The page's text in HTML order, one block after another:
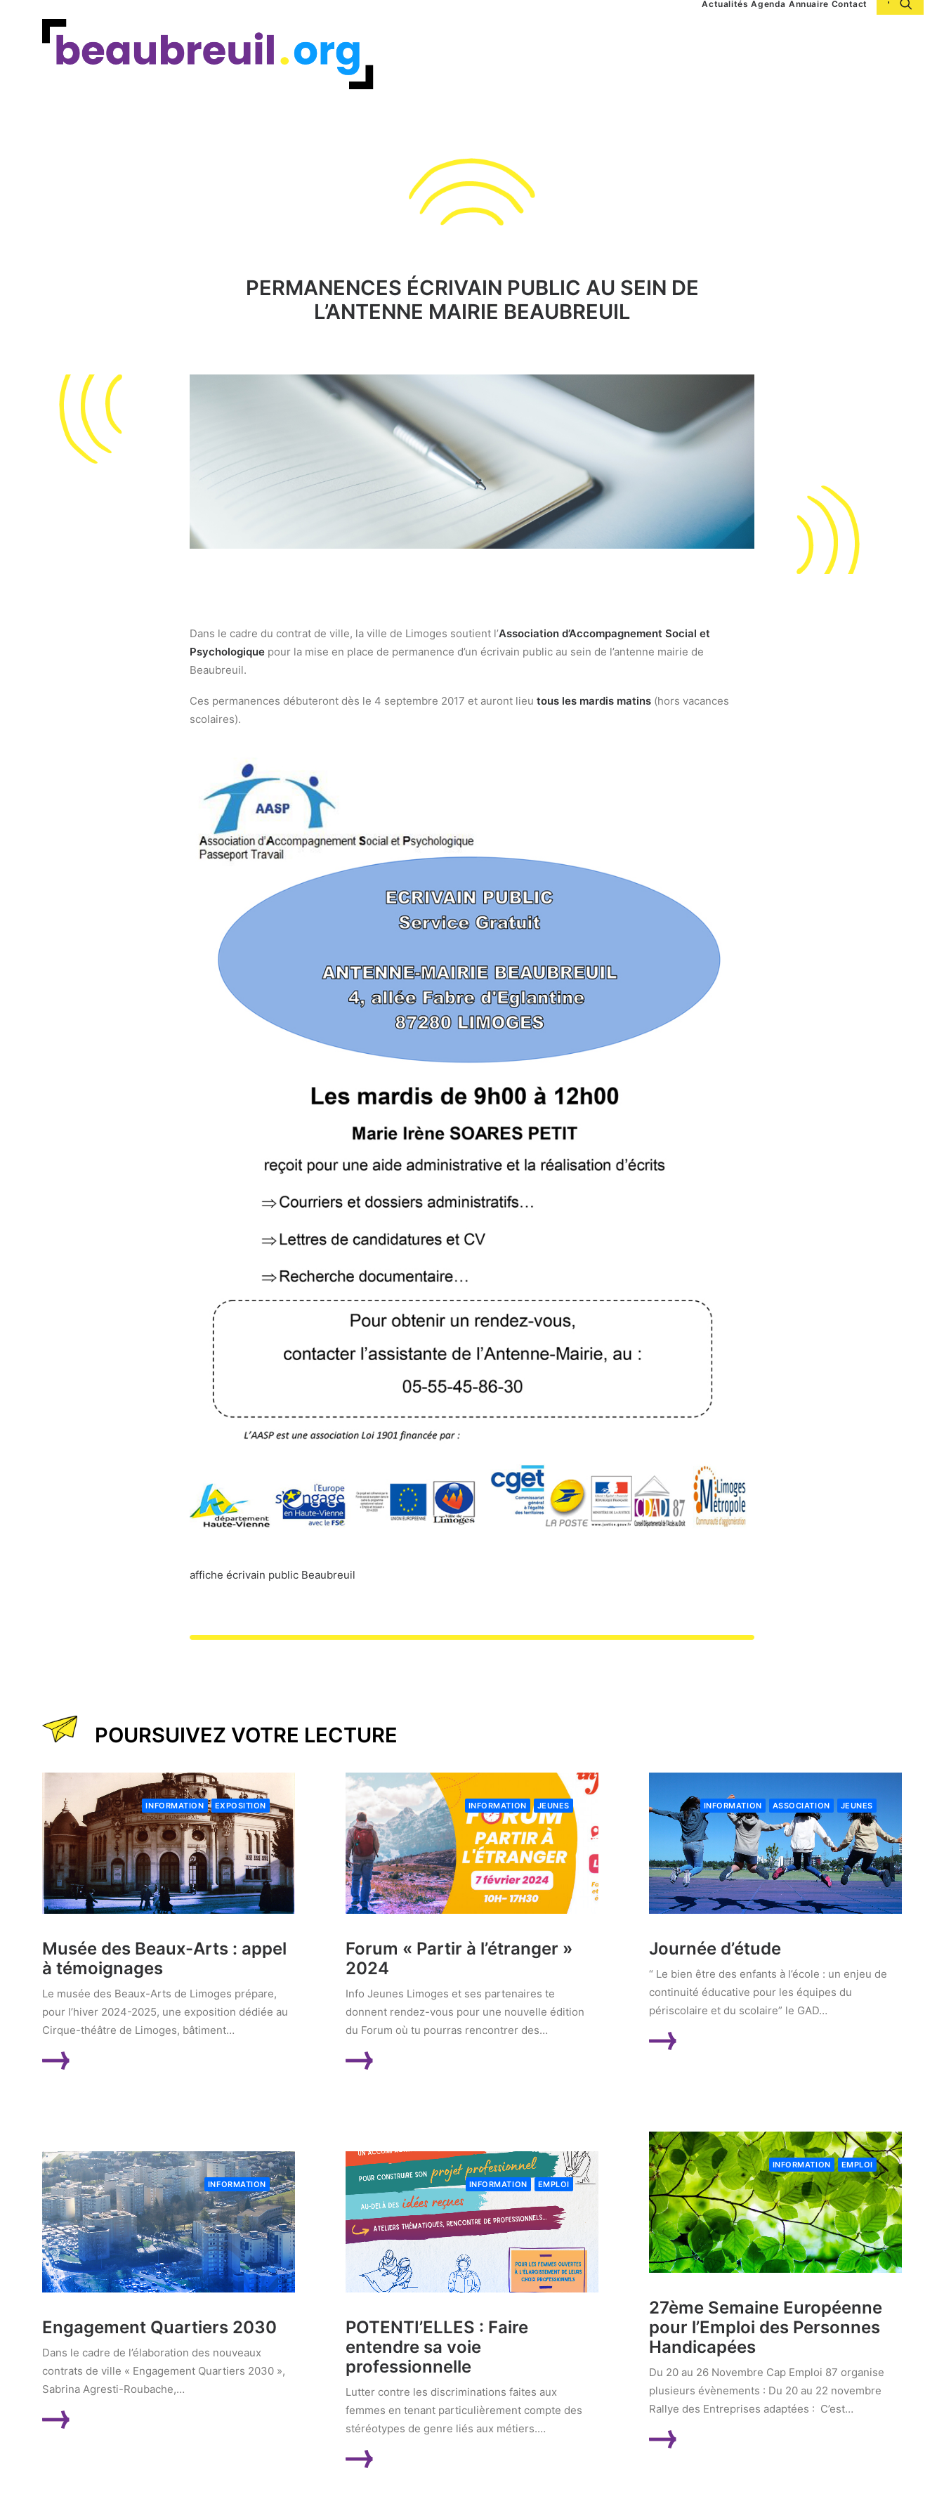
Actualités Agenda Annuaire Contact
PERMANENCES ÉCRIVAIN PUBLIC AU SEIN DE
L’ANTENNE MAIRIE BEAUBREUIL
Dans le cadre du contrat de ville, la ville de Limoges soutient l’Association d’Accompagnement Social et
Psychologique pour la mise en place de permanence d’un écrivain public au sein de l’antenne mairie de
Beaubreuil.
Ces permanences débuteront dès le 4 septembre 2017 et auront lieu tous les mardis matins (hors vacances
scolaires).
affiche écrivain public Beaubreuil
POURSUIVEZ VOTRE LECTURE
INFORMATION EXPOSITION
Musée des Beaux-Arts : appel
à témoignages
Le musée des Beaux-Arts de Limoges prépare,
pour l’hiver 2024-2025, une exposition dédiée au
Cirque-théâtre de Limoges, bâtiment…
INFORMATION JEUNES
Forum « Partir à l’étranger »
2024
Info Jeunes Limoges et ses partenaires te
donnent rendez-vous pour une nouvelle édition
du Forum où tu pourras rencontrer des…
INFORMATION ASSOCIATION JEUNES
Journée d’étude
“ Le bien être des enfants à l’école : un enjeu de
continuité éducative pour les équipes du
périscolaire et du scolaire” le GAD…
INFORMATION EMPLOI
27ème Semaine Européenne
pour l’Emploi des Personnes
Handicapées
Du 20 au 26 Novembre Cap Emploi 87 organise
plusieurs évènements : Du 20 au 22 novembre
Rallye des Entreprises adaptées : C’est…
INFORMATION
Engagement Quartiers 2030
Dans le cadre de l’élaboration des nouveaux
contrats de ville « Engagement Quartiers 2030 »,
Sabrina Agresti-Roubache,…
INFORMATION EMPLOI
POTENTI’ELLES : Faire
entendre sa voie
professionnelle
Lutter contre les discriminations faites aux
femmes en tenant particulièrement compte des
stéréotypes de genre liés aux métiers.…